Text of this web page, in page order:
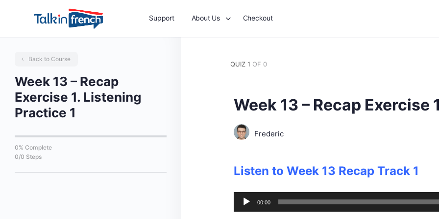
Support About Us Checkout
Back to Course
Week 13 – Recap
Exercise 1. Listening
Practice 1
0% Complete
0/0 Steps
QUIZ 1 OF 0
Week 13 – Recap Exercise
Frederic
Listen to Week 13 Recap Track 1
Audio
Player
00:00